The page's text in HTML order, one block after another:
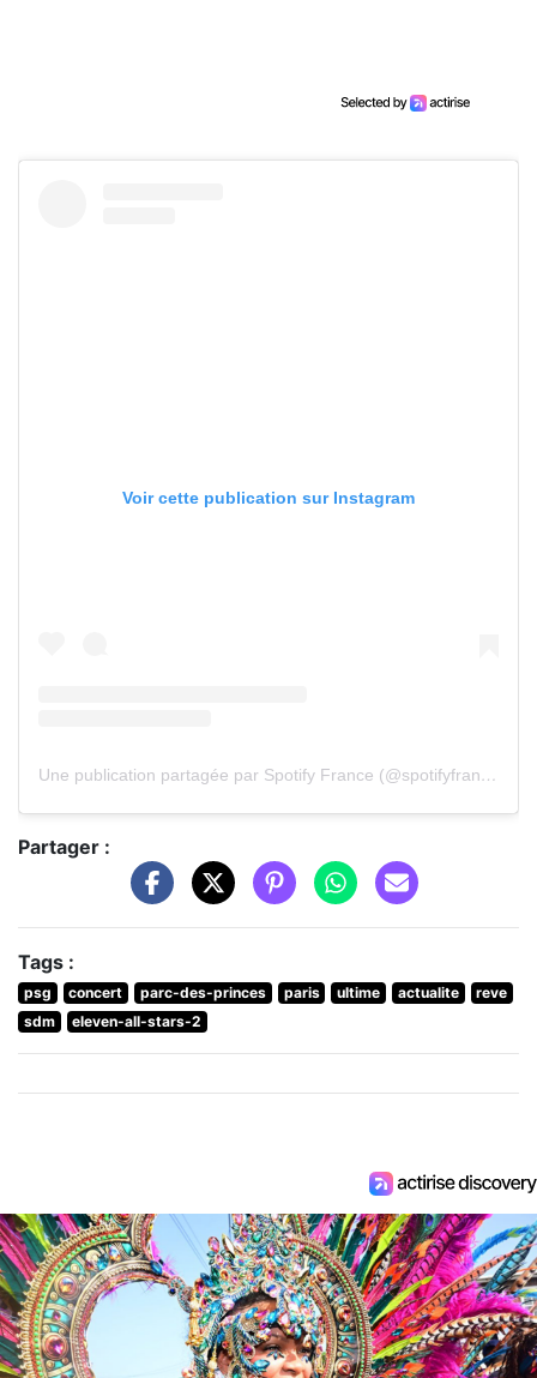
Voir cette publication sur Instagram
Une publication partagée par Spotify France (@spotifyfrance)
Partager :
Tags :
psg concert parc-des-princes paris ultime actualite
reve
sdm
eleven-all-stars-2